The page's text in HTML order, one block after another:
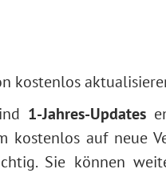
kostenlos
1-Jahres-Updates
auf neue
Sie können